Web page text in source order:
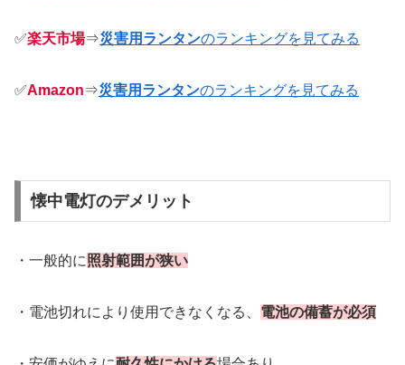
✅楽天市場⇒災害用ランタンのランキングを見てみる
✅Amazon⇒災害用ランタンのランキングを見てみる
懐中電灯のデメリット
・一般的に照射範囲が狭い
・電池切れにより使用できなくなる、 電池の備蓄が必須